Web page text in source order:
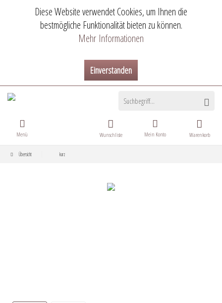
Diese Website verwendet Cookies, um Ihnen die
bestmögliche Funktionalität bieten zu können.
Mehr Informationen
Einverstanden
Warenkorb
Wunschliste Mein Konto
Menü
Übersicht kurz